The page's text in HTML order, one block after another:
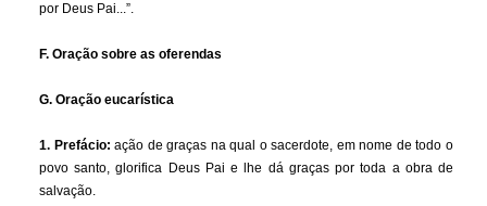
por Deus Pai...”.
F. Oração sobre as oferendas
G. Oração eucarística
1. Prefácio: ação de graças na qual o sacerdote, em nome de todo o
povo santo, glorifica Deus Pai e lhe dá graças por toda a obra de
salvação.